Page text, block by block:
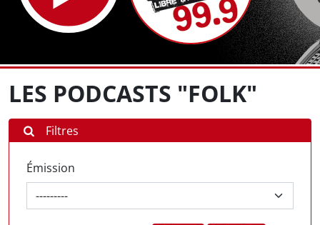
LES PODCASTS "FOLK"
Filtres
Émission